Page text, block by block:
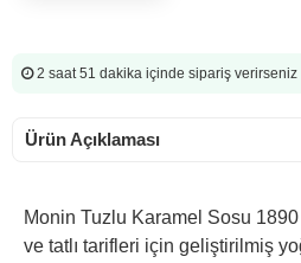
2 saat 51 dakika içinde sipariş
Ürün Açıklaması
Monin Tuzlu Karamel Sosu
ve tatlı tarifleri için geliştirilmiş